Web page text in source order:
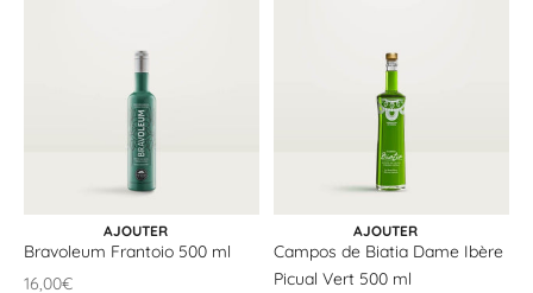
CHOISIR LES OPTIONS
AJOUTER
Bravoleum Frantoio 500 ml
Offrir un prix
16,00€
CHOISIR LES OPTIONS
AJOUTER
Campos de Biatia Dame Íbère
Picual Vert 500 ml